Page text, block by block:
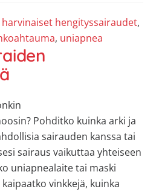
harvinaiset hengityssairaudet,
, uniapnea
Pohditko kuinka arki ja
sairauden kanssa tai
sairaus vaikuttaa yhteiseen
uniapnealaite tai maski
vinkkejä, kuinka